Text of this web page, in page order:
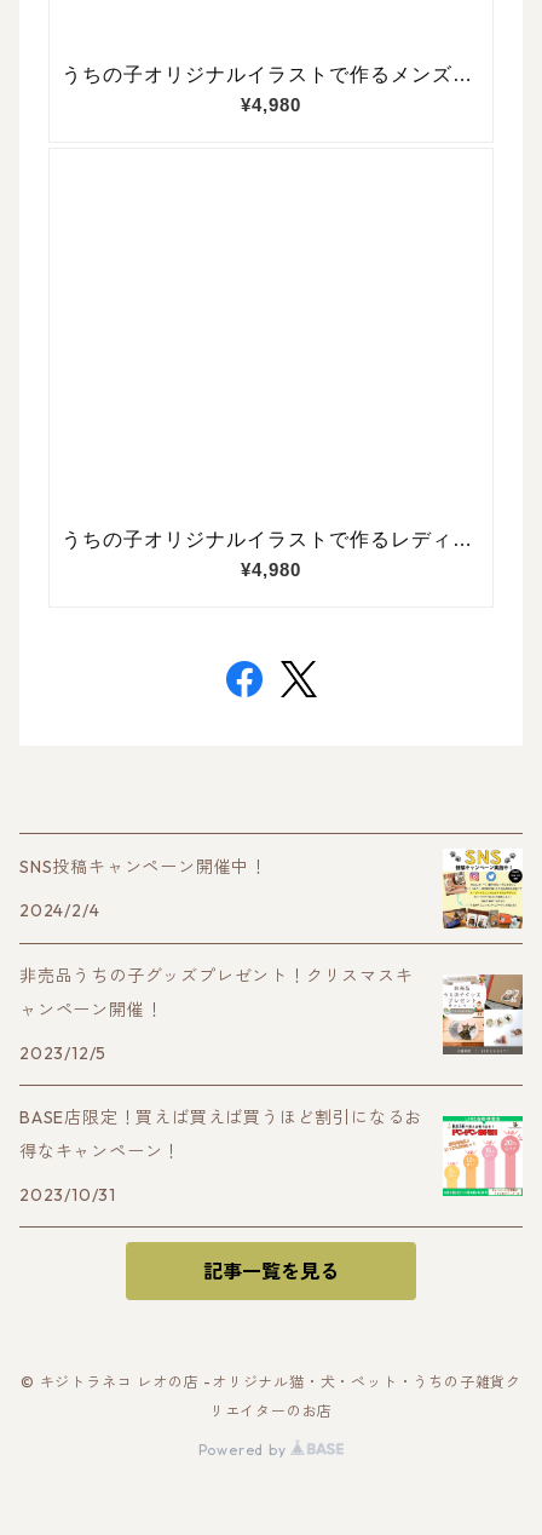
SNS投稿キャンペーン開催中！
2024/2/4
非売品うちの子グッズプレゼント！クリスマスキ
ャンペーン開催！
2023/12/5
BASE店限定！買えば買えば買うほど割引になるお
得なキャンペーン！
2023/10/31
記事一覧を見る
© キジトラネコ レオの店 -オリジナル猫・犬・ペット・うちの子雑貨ク
リエイターのお店
Powered by